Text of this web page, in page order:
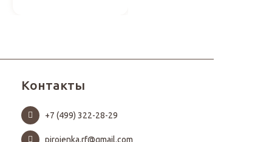
Контакты
+7 (499) 322-28-29
pirojenka.rf@gmail.com